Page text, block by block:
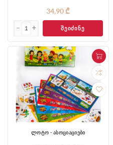
34,90 ₾
ᲨᲔᲘᲫᲘᲜᲔ
ლოტო - ასოციაციები